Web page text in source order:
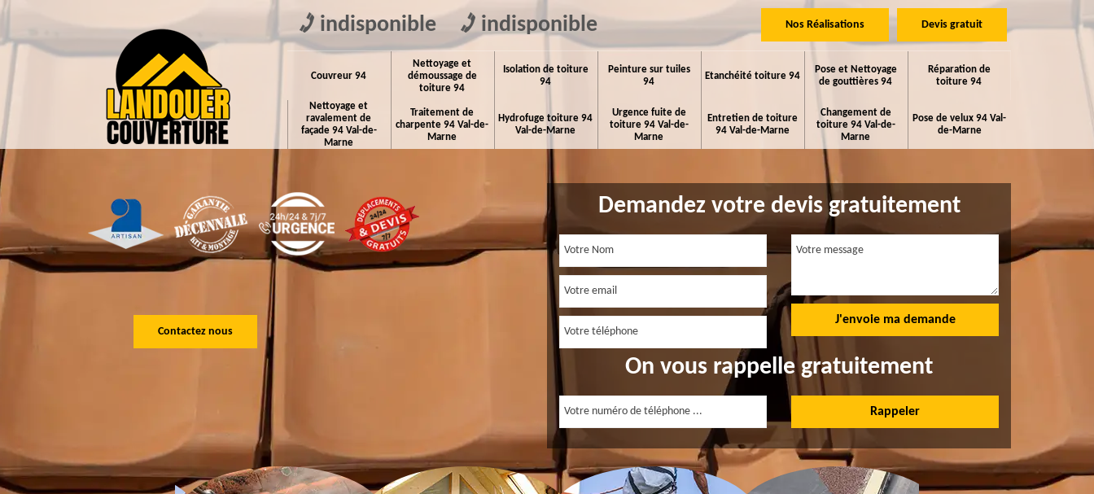
indisponible indisponible Nos Réalisations Devis gratuit
Couvreur 94
Nettoyage et
démoussage de
toiture 94
Isolation de toiture
94
Peinture sur tuiles
94
Etanchéité toiture 94
Pose et Nettoyage
de gouttières 94
Réparation de
toiture 94
Nettoyage et
ravalement de
façade 94 Val-de-
Marne
Traitement de
charpente 94 Val-de-
Marne
Hydrofuge toiture 94
Val-de-Marne
Urgence fuite de
toiture 94 Val-de-
Marne
Entretien de toiture
94 Val-de-Marne
Changement de
toiture 94 Val-de-
Marne
Pose de velux 94 Val-
de-Marne
Contactez nous
Demandez votre devis gratuitement
On vous rappelle gratuitement